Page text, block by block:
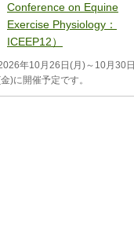
Conference on Equine
Exercise Physiology：
ICEEP12）
年10月26日(月)～10月30日
)に開催予定です。